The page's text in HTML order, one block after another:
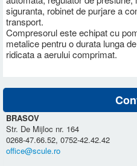
siguranta, robinet de purjare a
transport.
Compresorul este echipat cu
metalice pentru o durata lunga
ridicata a aerului comprimat.
BRASOV
Str. De Mijloc nr. 164
0268-47.66.52, 0752-42.42.42
office@scule.ro